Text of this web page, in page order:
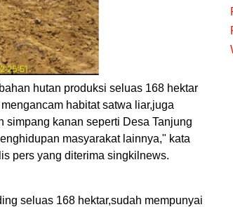
hutan produksi seluas 168 hektar
habitat satwa liar,juga
kanan seperti Desa Tanjung
masyarakat lainnya," kata
pers yang diterima singkilnews.
seluas 168 hektar,sudah mempunyai